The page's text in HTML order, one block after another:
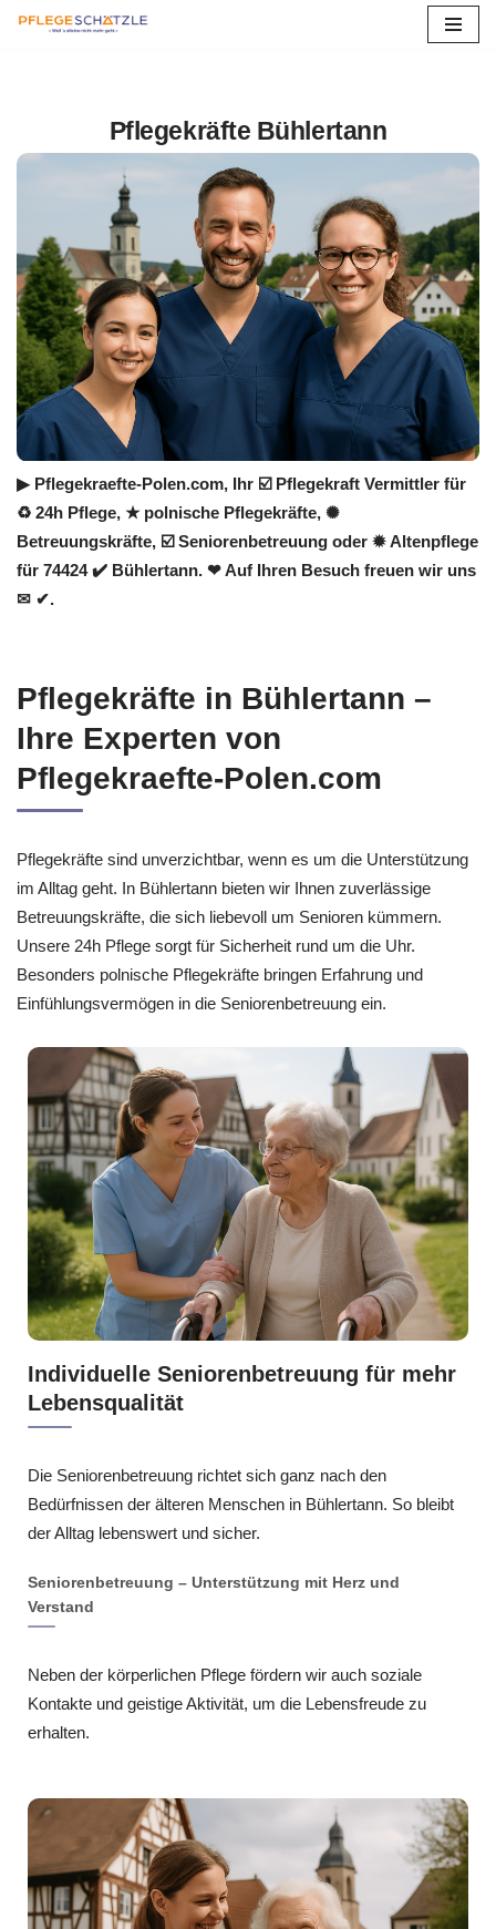
Pflegekräfte Bühlertann
▶︎ Pflegekraefte-Polen.com, Ihr ☑️ Pflegekraft Vermittler für
♻ 24h Pflege, ★ polnische Pflegekräfte, ✺
Betreuungskräfte, ☑️ Seniorenbetreuung oder ✹ Altenpflege
für 74424 ✔️ Bühlertann. ❤ Auf Ihren Besuch freuen wir uns
✉ ✔.
Pflegekräfte in Bühlertann –
Ihre Experten von
Pflegekraefte-Polen.com
Pflegekräfte sind unverzichtbar, wenn es um die Unterstützung
im Alltag geht. In Bühlertann bieten wir Ihnen zuverlässige
Betreuungskräfte, die sich liebevoll um Senioren kümmern.
Unsere 24h Pflege sorgt für Sicherheit rund um die Uhr.
Besonders polnische Pflegekräfte bringen Erfahrung und
Einfühlungsvermögen in die Seniorenbetreuung ein.
Individuelle Seniorenbetreuung für mehr
Lebensqualität
Die Seniorenbetreuung richtet sich ganz nach den
Bedürfnissen der älteren Menschen in Bühlertann. So bleibt
der Alltag lebenswert und sicher.
Seniorenbetreuung – Unterstützung mit Herz und
Verstand
Neben der körperlichen Pflege fördern wir auch soziale
Kontakte und geistige Aktivität, um die Lebensfreude zu
erhalten.